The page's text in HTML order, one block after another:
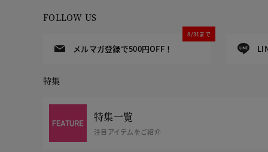
FOLLOW US
メルマガ登録で500円OFF！
8/31まで
特集
特集一覧
注目アイテムをご紹介